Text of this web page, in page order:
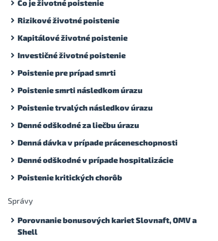
Čo je životné poistenie
Rizikové životné poistenie
Kapitálové životné poistenie
Investičné životné poistenie
Poistenie pre prípad smrti
Poistenie smrti následkom úrazu
Poistenie trvalých následkov úrazu
Denné odškodné za liečbu úrazu
Denná dávka v prípade práceneschopnosti
Denné odškodné v prípade hospitalizácie
Poistenie kritických chorôb
Správy
Porovnanie bonusových kariet Slovnaft, OMV a
Shell